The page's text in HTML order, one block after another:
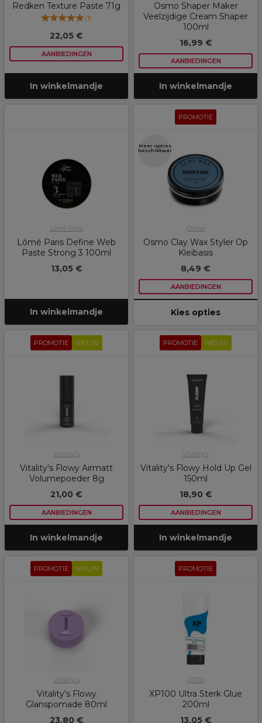
Redken Texture Paste 71g
(1)
22,05 €
AANBIEDINGEN
In winkelmandje
Osmo Shaper Maker
Veelzijdige Cream Shaper
100ml
16,99 €
AANBIEDINGEN
In winkelmandje
Lômé Paris
Lômé Paris Define Web
Paste Strong 3 100ml
13,05 €
In winkelmandje
PROMOTIE
Meer opties
beschikbaar
Osmo
Osmo Clay Wax Styler Op
Kleibasis
8,49 €
AANBIEDINGEN
Kies opties
PROMOTIE NIEUW
Vitality's
Vitality's Flowy Airmatt
Volumepoeder 8g
21,00 €
AANBIEDINGEN
In winkelmandje
PROMOTIE NIEUW
Vitality's
Vitality's Flowy Hold Up Gel
150ml
18,90 €
AANBIEDINGEN
In winkelmandje
PROMOTIE NIEUW
Vitality's
Vitality's Flowy
Glanspomade 80ml
23,80 €
PROMOTIE
XP100
XP100 Ultra Sterk Glue
200ml
13,05 €